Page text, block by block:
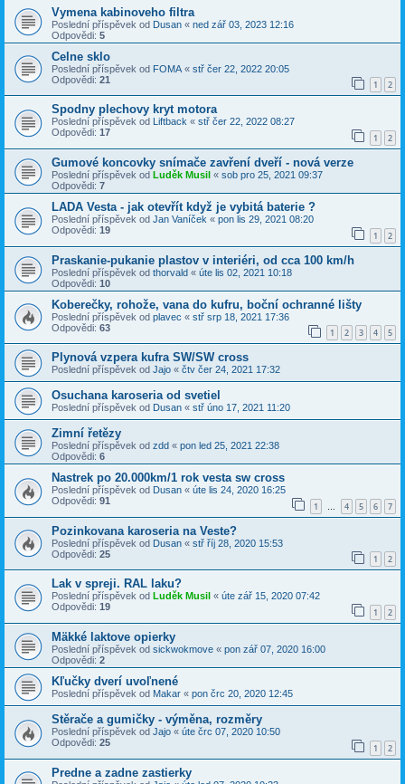
Vymena kabinoveho filtra
Poslední příspěvek od Dusan « ned zář 03, 2023 12:16
Odpovědi: 5
Celne sklo
Poslední příspěvek od FOMA « stř čer 22, 2022 20:05
Odpovědi: 21 1 2
Spodny plechovy kryt motora
Poslední příspěvek od Liftback « stř čer 22, 2022 08:27
Odpovědi: 17 1 2
Gumové koncovky snímače zavření dveří - nová verze
Poslední příspěvek od Luděk Musil « sob pro 25, 2021 09:37
Odpovědi: 7
LADA Vesta - jak otevřít když je vybitá baterie ?
Poslední příspěvek od Jan Vaníček « pon lis 29, 2021 08:20
Odpovědi: 19 1 2
Praskanie-pukanie plastov v interiéri, od cca 100 km/h
Poslední příspěvek od thorvald « úte lis 02, 2021 10:18
Odpovědi: 10
Koberečky, rohože, vana do kufru, boční ochranné lišty
Poslední příspěvek od plavec « stř srp 18, 2021 17:36
Odpovědi: 63 1 2 3 4 5
Plynová vzpera kufra SW/SW cross
Poslední příspěvek od Jajo « čtv čer 24, 2021 17:32
Osuchana karoseria od svetiel
Poslední příspěvek od Dusan « stř úno 17, 2021 11:20
Zimní řetězy
Poslední příspěvek od zdd « pon led 25, 2021 22:38
Odpovědi: 6
Nastrek po 20.000km/1 rok vesta sw cross
Poslední příspěvek od Dusan « úte lis 24, 2020 16:25
Odpovědi: 91 1 … 4 5 6 7
Pozinkovana karoseria na Veste?
Poslední příspěvek od Dusan « stř říj 28, 2020 15:53
Odpovědi: 25 1 2
Lak v spreji. RAL laku?
Poslední příspěvek od Luděk Musil « úte zář 15, 2020 07:42
Odpovědi: 19 1 2
Mäkké laktove opierky
Poslední příspěvek od sickwokmove « pon zář 07, 2020 16:00
Odpovědi: 2
Kľučky dverí uvoľnené
Poslední příspěvek od Makar « pon črc 20, 2020 12:45
Stěrače a gumičky - výměna, rozměry
Poslední příspěvek od Jajo « úte črc 07, 2020 10:50
Odpovědi: 25 1 2
Predne a zadne zastierky